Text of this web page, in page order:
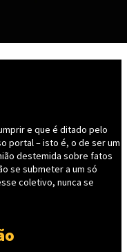
e que é ditado pelo
portal – isto é, o de ser um
destemida sobre fatos
se submeter a um só
coletivo, nunca se